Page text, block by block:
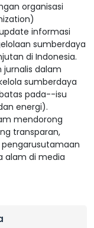
organisasi
informasi
sumberdaya
di Indonesia.
jurnalis dalam
sumberdaya
pada--isu
energi).
mendorong
transparan,
alam di media